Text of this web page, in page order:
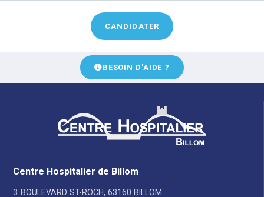
BESOIN D'AIDE ?
Centre Hospitalier de Billom
3 BOULEVARD ST-ROCH, 63160 BILLOM